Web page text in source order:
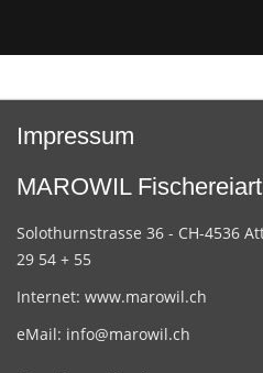
Impressum
MAROWIL
Solothurnstrasse 36 - CH-4536
29 54 + 55
Internet: www.marowil.ch
eMail: info@marowil.ch